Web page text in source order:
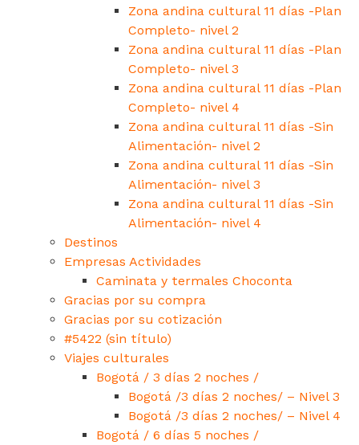
Zona andina cultural 11 días -Plan
Completo- nivel 2
Zona andina cultural 11 días -Plan
Completo- nivel 3
Zona andina cultural 11 días -Plan
Completo- nivel 4
Zona andina cultural 11 días -Sin
Alimentación- nivel 2
Zona andina cultural 11 días -Sin
Alimentación- nivel 3
Zona andina cultural 11 días -Sin
Alimentación- nivel 4
Destinos
Empresas Actividades
Caminata y termales Choconta
Gracias por su compra
Gracias por su cotización
#5422 (sin título)
Viajes culturales
Bogotá / 3 días 2 noches /
Bogotá /3 días 2 noches/ – Nivel 3
Bogotá /3 días 2 noches/ – Nivel 4
Bogotá / 6 días 5 noches /